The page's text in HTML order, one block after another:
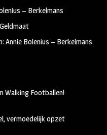
– Berkelmans
Annie Bolenius – Berkelmans
Walking Footballen!
vermoedelijk opzet